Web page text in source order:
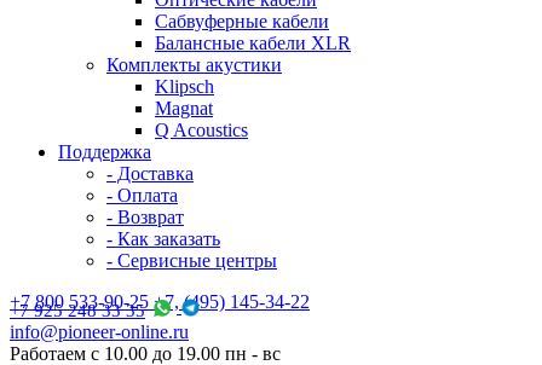
Сабвуферные кабели
Балансные кабели XLR
Комплекты акустики
Klipsch
Magnat
Q Acoustics
Поддержка
- Доставка
- Оплата
- Возврат
- Как заказать
- Сервисные центры
+7 800 533-90-25 +7, (495) 145-34-22
+7 925 248 33 35
info@pioneer-online.ru
Работаем с 10.00 до 19.00 пн - вс